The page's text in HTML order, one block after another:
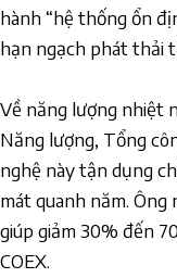
hành “hệ thống ổn
hạn ngạch phát thải
Về năng lượng nhiệt
Năng lượng, Tổng
nghệ này tận dụng
mát quanh năm.
giúp giảm 30% đến
COEX.